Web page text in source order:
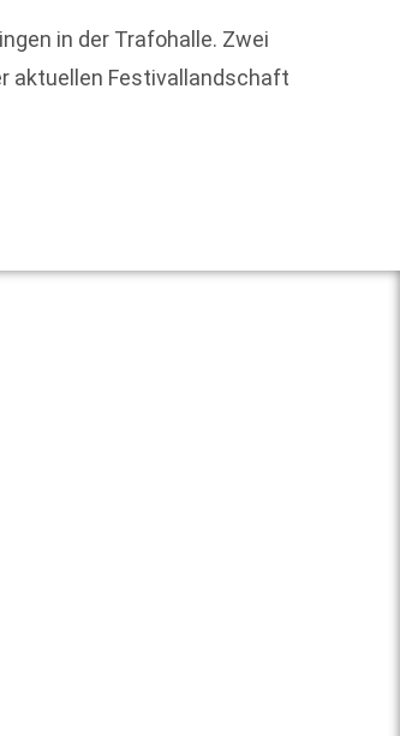
in der Trafohalle. Zwei
aktuellen Festivallandschaft